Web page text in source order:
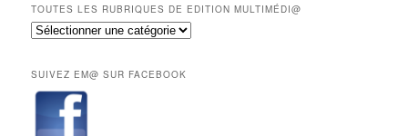
mois
réservés
aux
TOUTES LES RUBRIQUES DE EDITION MULTIMÉDI@
Toutes
de
Edition
Multimédi@
SUIVEZ EM@ SUR FACEBOOK